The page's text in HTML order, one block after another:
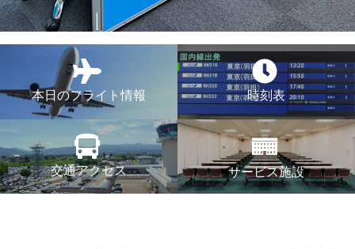
本日のフライト情報 時刻表
交通アクセス サービス施設